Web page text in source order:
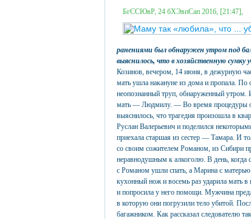
БгССЮвР, 24 бХЭвпСап 2016, [21:47],
ранениями был обнаружен утром под
выяснилось, что в хозяйственную сумку
Козинов, вечером, 14 июня, в дежурную
мать ушла накануне из дома и пропала. По
неопознанный труп, обнаруженный
мать — Людмилу. — Во время процедуры
выяснилось, что трагедия произошла в
Руслан Валерьевич и поделился
приехала старшая из сестер — Тамара. И
со своим сожителем Романом, из Сибири
неравнодушным к алкоголю. В день, когда
с Романом ушли спать, а Марина с
кухонный нож и восемь раз ударила мать
и попросила у него помощи. Мужчина
в которую они погрузили тело убитой.
багажником. Как рассказал следователю